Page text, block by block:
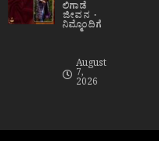
ಲಿಗಾಡೆ
ಜೀವನ
ನಿಮ್ಮೊಂದಿಗೆ
August
7,
2026